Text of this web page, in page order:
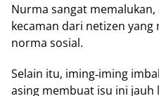
Nurma sangat
kecaman dari netizen
norma sosial.
Selain itu, iming‑iming
asing membuat isu ini jauh